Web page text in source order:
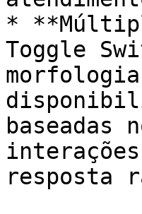
*
Toggle
resposta